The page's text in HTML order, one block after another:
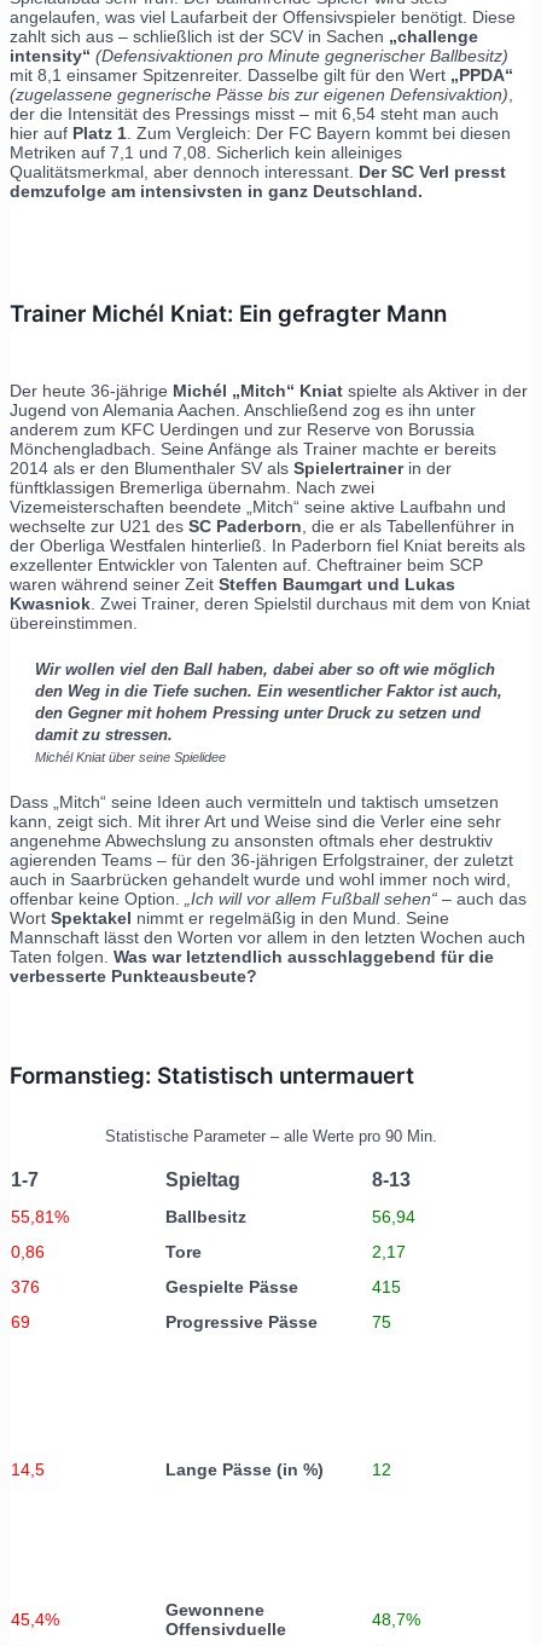
angelaufen, was viel Laufarbeit der Offensivspieler benötigt. Diese
zahlt sich aus – schließlich ist der SCV in Sachen „challenge
intensity“ (Defensivaktionen pro Minute gegnerischer Ballbesitz)
mit 8,1 einsamer Spitzenreiter. Dasselbe gilt für den Wert „PPDA“
(zugelassene gegnerische Pässe bis zur eigenen Defensivaktion),
der die Intensität des Pressings misst – mit 6,54 steht man auch
hier auf Platz 1. Zum Vergleich: Der FC Bayern kommt bei diesen
Metriken auf 7,1 und 7,08. Sicherlich kein alleiniges
Qualitätsmerkmal, aber dennoch interessant. Der SC Verl presst
demzufolge am intensivsten in ganz Deutschland.
Trainer Michél Kniat: Ein gefragter Mann
Der heute 36-jährige Michél „Mitch“ Kniat spielte als Aktiver in der
Jugend von Alemania Aachen. Anschließend zog es ihn unter
anderem zum KFC Uerdingen und zur Reserve von Borussia
Mönchengladbach. Seine Anfänge als Trainer machte er bereits
2014 als er den Blumenthaler SV als Spielertrainerin der
fünftklassigen Bremerliga übernahm. Nach zwei
Vizemeisterschaften beendete „Mitch“ seine aktive Laufbahn und
wechselte zur U21 des SC Paderborn , die er als Tabellenführer in
der Oberliga Westfalen hinterließ. In Paderborn fiel Kniat bereits als
exzellenter Entwickler von Talenten auf. Cheftrainer beim SCP
waren während seiner Zeit Steffen Baumgart und Lukas
Kwasniok . Zwei Trainer, deren Spielstil durchaus mit dem von Kniat
übereinstimmen.
Wir wollen viel den Ball haben, dabei aber so oft wie möglich
den Weg in die Tiefe suchen. Ein wesentlicher Faktor ist auch,
den Gegner mit hohem Pressing unter Druck zu setzen und
damit zu stressen.
Michél Kniat über seine Spielidee
Dass „Mitch“ seine Ideen auch vermitteln und taktisch umsetzen
kann, zeigt sich. Mit ihrer Art und Weise sind die Verler eine sehr
angenehme Abwechslung zu ansonsten oftmals eher destruktiv
agierenden Teams – für den 36-jährigen Erfolgstrainer, der zuletzt
auch in Saarbrücken gehandelt wurde und wohl immer noch wird,
offenbar keine Option.
„Ich will vor allem Fußball sehen“ – auch das
Wort Spektakel nimmt er regelmäßig in den Mund. Seine
Mannschaft lässt den Worten vor allem in den letzten Wochen auch
Taten folgen. Was war letztendlich ausschlaggebend für die
verbesserte Punkteausbeute?
Formanstieg: Statistisch untermauert
Statistische Parameter – alle Werte pro 90 Min.
1-7 Spieltag 8-13
55,81% Ballbesitz
56,94
0,86
Tore
2,17
376
Gespielte Pässe
415
69
Progressive Pässe 75
14,5 Lange Pässe (in %) 12
45,4%
Gewonnene
Offensivduelle
48,7%